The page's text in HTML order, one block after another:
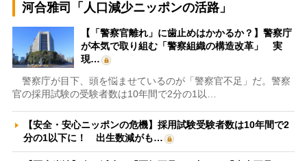
河合雅司「人口減少ニッポンの活路」
【「警察官離れ」に歯止めはかかるか？】警察庁
が本気で取り組む「警察組織の構造改革」 実
現…
警察庁が目下、頭を悩ませているのが「警察官不足」だ。警察
官の採用試験の受験者数は10年間で2分の1以…
【安全・安心ニッポンの危機】採用試験受験者数は10年間で2
分の1以下に！ 出生数減がも…